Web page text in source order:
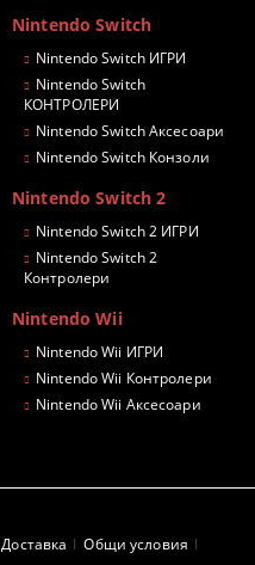
Nintendo Switch
Nintendo Switch ИГРИ
Nintendo Switch
КОНТРОЛЕРИ
Nintendo Switch Аксесоари
Nintendo Switch Конзоли
Nintendo Switch 2
Nintendo Switch 2 ИГРИ
Nintendo Switch 2
Контролери
Nintendo Wii
Nintendo Wii ИГРИ
Nintendo Wii Контролери
Nintendo Wii Аксесоари
Доставка
Общи условия